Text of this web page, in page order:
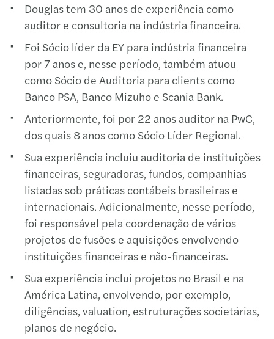
Douglas tem 30 anos de experiência como
auditor e consultoria na indústria financeira.
Foi Sócio líder da EY para indústria financeira
por 7 anos e, nesse período, também atuou
como Sócio de Auditoria para clients como
Banco PSA, Banco Mizuho e Scania Bank.
Anteriormente, foi por 22 anos auditor na PwC,
dos quais 8 anos como Sócio Líder Regional.
Sua experiência incluiu auditoria de instituições
financeiras, seguradoras, fundos, companhias
listadas sob práticas contábeis brasileiras e
internacionais. Adicionalmente, nesse período,
foi responsável pela coordenação de vários
projetos de fusões e aquisições envolvendo
instituições financeiras e não-financeiras.
Sua experiência inclui projetos no Brasil e na
América Latina, envolvendo, por exemplo,
diligências, valuation, estruturações societárias,
planos de negócio.